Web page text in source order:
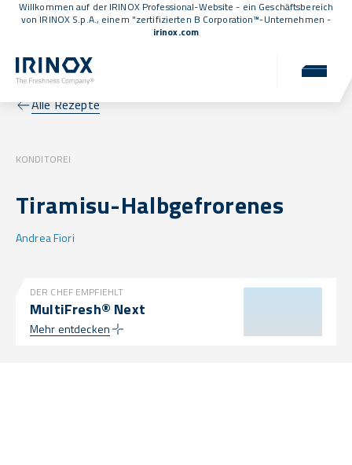
Willkommen auf der IRINOX Professional-Website - ein Geschäftsbereich
von IRINOX S.p.A., einem "zertifizierten B Corporation™-Unternehmen -
irinox.com
Alle Rezepte
KONDITOREI
Tiramisu-Halbgefrorenes
Andrea Fiori
DER CHEF EMPFIEHLT
MultiFresh® Next
Mehr entdecken